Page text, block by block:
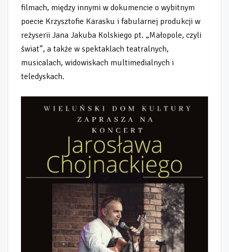
filmach, między innymi w dokumencie o wybitnym
poecie Krzysztofie Karasku i fabularnej produkcji w
reżyserii Jana Jakuba Kolskiego pt. „Małopole, czyli
świat”, a także w spektaklach teatralnych,
musicalach, widowiskach multimedialnych i
teledyskach.